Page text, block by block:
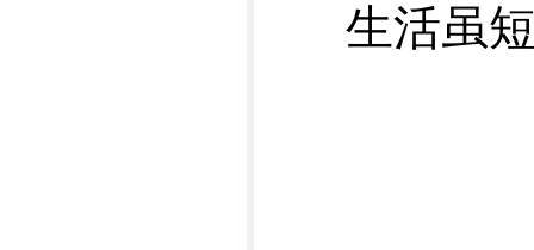
生活虽